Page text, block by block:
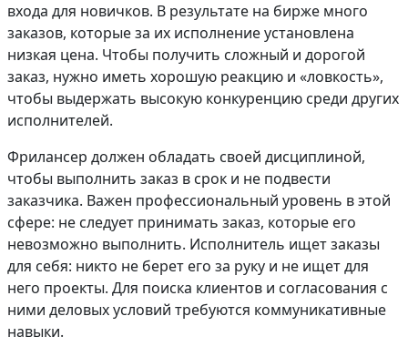
входа для новичков. В результате на бирже много
заказов, которые за их исполнение установлена
низкая цена. Чтобы получить сложный и дорогой
заказ, нужно иметь хорошую реакцию и «ловкость»,
чтобы выдержать высокую конкуренцию среди других
исполнителей.
Фрилансер должен обладать своей дисциплиной,
чтобы выполнить заказ в срок и не подвести
заказчика. Важен профессиональный уровень в этой
сфере: не следует принимать заказ, которые его
невозможно выполнить. Исполнитель ищет заказы
для себя: никто не берет его за руку и не ищет для
него проекты. Для поиска клиентов и согласования с
ними деловых условий требуются коммуникативные
навыки.